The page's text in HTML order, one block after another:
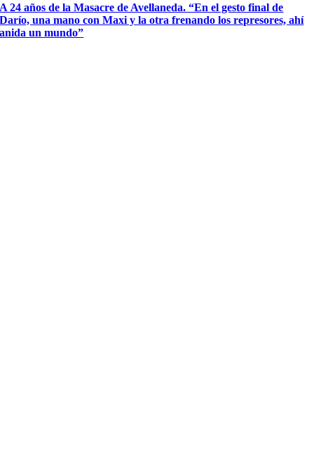
A 24 años de la Masacre de Avellaneda. “En el gesto final de
Darío, una mano con Maxi y la otra frenando los represores, ahí
anida un mundo”